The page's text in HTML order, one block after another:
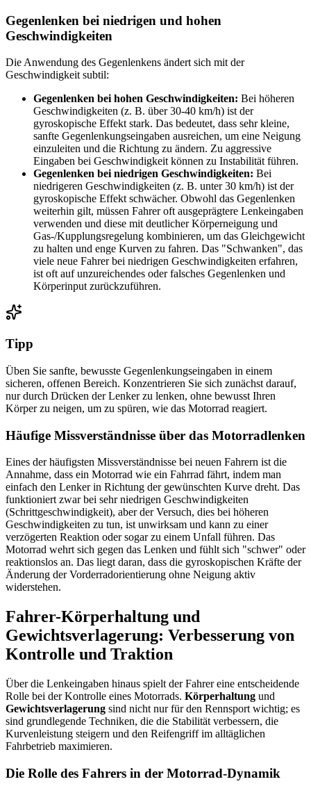
Gegenlenken bei niedrigen und hohen
Geschwindigkeiten
Die Anwendung des Gegenlenkens ändert sich mit der
Geschwindigkeit subtil:
Gegenlenken bei hohen Geschwindigkeiten: Bei höheren
Geschwindigkeiten (z. B. über 30-40 km/h) ist der
gyroskopische Effekt stark. Das bedeutet, dass sehr kleine,
sanfte Gegenlenkungseingaben ausreichen, um eine Neigung
einzuleiten und die Richtung zu ändern. Zu aggressive
Eingaben bei Geschwindigkeit können zu Instabilität führen.
Gegenlenken bei niedrigen Geschwindigkeiten: Bei
niedrigeren Geschwindigkeiten (z. B. unter 30 km/h) ist der
gyroskopische Effekt schwächer. Obwohl das Gegenlenken
weiterhin gilt, müssen Fahrer oft ausgeprägtere Lenkeingaben
verwenden und diese mit deutlicher Körperneigung und
Gas-/Kupplungsregelung kombinieren, um das Gleichgewicht
zu halten und enge Kurven zu fahren. Das "Schwanken", das
viele neue Fahrer bei niedrigen Geschwindigkeiten erfahren,
ist oft auf unzureichendes oder falsches Gegenlenken und
Körperinput zurückzuführen.
Tipp
Üben Sie sanfte, bewusste Gegenlenkungseingaben in einem
sicheren, offenen Bereich. Konzentrieren Sie sich zunächst darauf,
nur durch Drücken der Lenker zu lenken, ohne bewusst Ihren
Körper zu neigen, um zu spüren, wie das Motorrad reagiert.
Häufige Missverständnisse über das Motorradlenken
Eines der häufigsten Missverständnisse bei neuen Fahrern ist die
Annahme, dass ein Motorrad wie ein Fahrrad fährt, indem man
einfach den Lenker in Richtung der gewünschten Kurve dreht. Das
funktioniert zwar bei sehr niedrigen Geschwindigkeiten
(Schrittgeschwindigkeit), aber der Versuch, dies bei höheren
Geschwindigkeiten zu tun, ist unwirksam und kann zu einer
verzögerten Reaktion oder sogar zu einem Unfall führen. Das
Motorrad wehrt sich gegen das Lenken und fühlt sich "schwer" oder
reaktionslos an. Das liegt daran, dass die gyroskopischen Kräfte der
Änderung der Vorderradorientierung ohne Neigung aktiv
widerstehen.
Fahrer-Körperhaltung und
Gewichtsverlagerung: Verbesserung von
Kontrolle und Traktion
Über die Lenkeingaben hinaus spielt der Fahrer eine entscheidende
Rolle bei der Kontrolle eines Motorrads. Körperhaltung und
Gewichtsverlagerung sind nicht nur für den Rennsport wichtig; es
sind grundlegende Techniken, die die Stabilität verbessern, die
Kurvenleistung steigern und den Reifengriff im alltäglichen
Fahrbetrieb maximieren.
Die Rolle des Fahrers in der Motorrad-Dynamik